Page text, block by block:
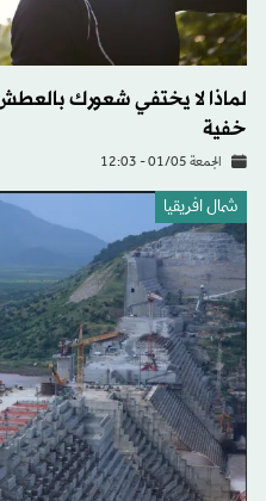
خفية
الجمعة 01/05 - 12:03
شمال افريقيا